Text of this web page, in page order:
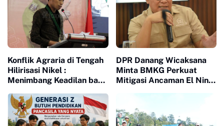
Konflik Agraria di Tengah
Hilirisasi Nikel :
Menimbang Keadilan bagi
Strategis Nasional PT
Indonesia Huali Industry
Park
DPR Danang Wicaksana
Minta BMKG Perkuat
Mitigasi Ancaman El Nino